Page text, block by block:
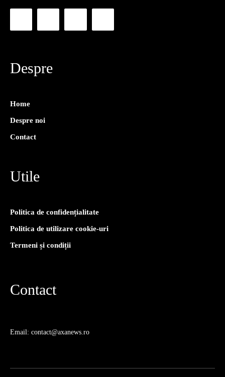
Despre
Home
Despre noi
Contact
Utile
Politica de confidențialitate
Politica de utilizare cookie-uri
Termeni și condiții
Contact
Email: contact@axanews.ro